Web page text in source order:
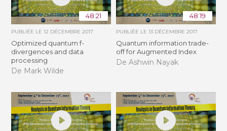
48:21
PUBLIÉE LE12 DÉCEMBRE 2017
Optimized quantum f-
divergences and data
processing
De Mark Wilde
48:19
PUBLIÉE LE 13 DÉCEMBRE 2017
Quantum information trade-
off for Augmented Index
De Ashwin Nayak